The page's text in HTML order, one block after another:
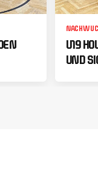
U19
UND